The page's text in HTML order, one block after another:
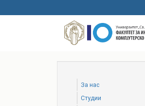
to
За нас
Студии